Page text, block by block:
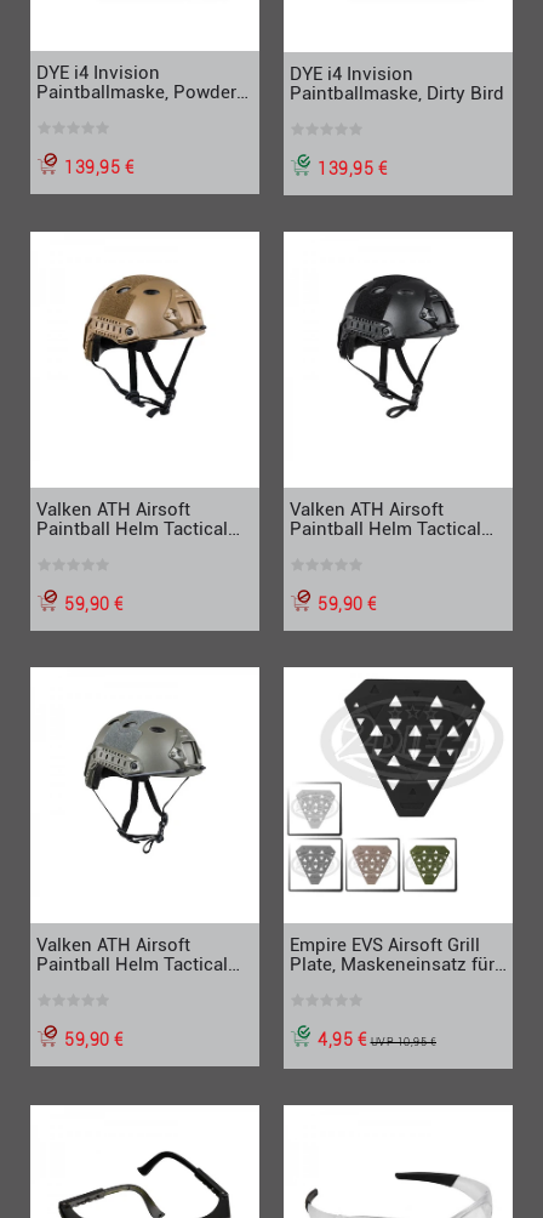
DYE i4 Invision
Paintballmaske, Powder
139,95 €
DYE i4 Invision
Paintballmaske, Dirty Bird
139,95 €
Valken ATH Airsoft
Paintball Helm Tactical
59,90 €
Valken ATH Airsoft
Paintball Helm Tactical
59,90 €
Valken ATH Airsoft
Paintball Helm Tactical
59,90 €
Empire EVS Airsoft Grill
Plate, Maskeneinsatz für
4,95 €UVP 10,95 €